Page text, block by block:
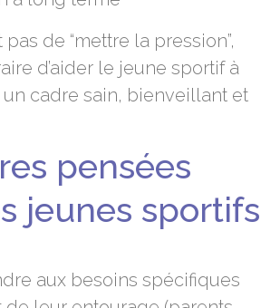
pas de “mettre la pression”,
d’aider le jeune sportif à
cadre sain, bienveillant et
pensées
jeunes sportifs
aux besoins spécifiques